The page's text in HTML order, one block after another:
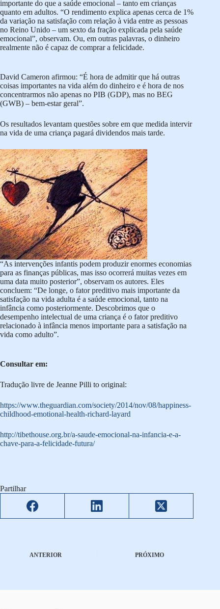
importante do que a saúde emocional – tanto em crianças
quanto em adultos. “O rendimento explica apenas cerca de 1%
da variação na satisfação com relação à vida entre as pessoas
no Reino Unido – um sexto da fração explicada pela saúde
emocional”, observam. Ou, em outras palavras, o dinheiro
realmente não é capaz de comprar a felicidade.
David Cameron afirmou: “É hora de admitir que há outras
coisas importantes na vida além do dinheiro e é hora de nos
concentrarmos não apenas no PIB (GDP), mas no BEG
(GWB) – bem-estar geral”.
Os resultados levantam questões sobre em que medida intervir
na vida de uma criança pagará dividendos mais tarde.
“As intervenções infantis podem produzir enormes economias
para as finanças públicas, mas isso ocorrerá muitas vezes em
uma data muito posterior”, observam os autores. Eles
concluem: “De longe, o fator preditivo mais importante da
satisfação na vida adulta é a saúde emocional, tanto na
infância como posteriormente. Descobrimos que o
desempenho intelectual de uma criança é o fator preditivo
relacionado à infância menos importante para a satisfação na
vida como adulto”.
Consultar em:
Tradução livre de Jeanne Pilli to original:
https://www.theguardian.com/society/2014/nov/08/happiness-
childhood-emotional-health-richard-layard
http://tibethouse.org.br/a-saude-emocional-na-infancia-e-a-
chave-para-a-felicidade-futura/
Partilhar
ANTERIOR PRÓXIMO